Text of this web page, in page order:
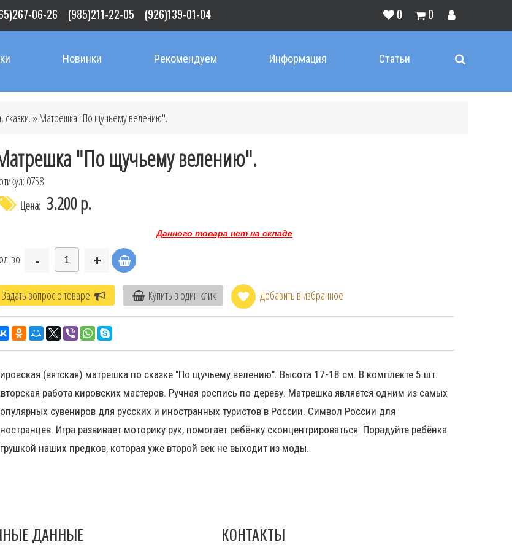
06-26 (985)211-22-05 (926)139-01-04 0 0
Новинки Рекомендуем Информация Статьи
» Матрешка "По щучьему велению".
"По щучьему велению".
0758
Цена: 3.200 р.
Данного товара нет на складе
во: - +
Задать вопрос о товаре Купить в один клик Добавить в избранное
(вятская) матрешка по сказке "По щучьему велению". Высота 17-18 см. В комплекте 5 шт.
работа кировских мастеров. Ручная роспись по дереву. Матрешка является одним из самых
сувениров для русских и иностранных туристов в России. Символ России для
Игра развивает моторику рук, помогает ребёнку сконцентрироваться. Порадуйте ребёнка
наших предков, которая уже второй век не выходит из моды.
ДАННЫЕ КОНТАКТЫ